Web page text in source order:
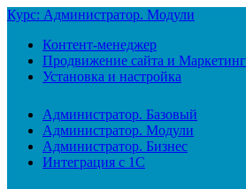
Курс: Администратор. Модули
Контент-менеджер
Продвижение сайта и Маркетинг
Установка и настройка
Администратор. Базовый
Администратор. Модули
Администратор. Бизнес
Интеграция с 1С